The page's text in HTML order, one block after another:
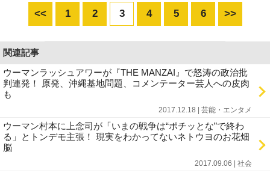
<< 1 2 3 4 5 6 >>
関連記事
ウーマンラッシュアワーが『THE MANZAI』で怒涛の政治批
判連発！ 原発、沖縄基地問題、コメンテーター芸人への皮肉
も
2017.12.18 | 芸能・エンタメ
ウーマン村本に上念司が「いまの戦争は“ポチッとな”で終わ
る」とトンデモ主張！ 現実をわかってないネトウヨのお花畑
脳
2017.09.06 | 社会